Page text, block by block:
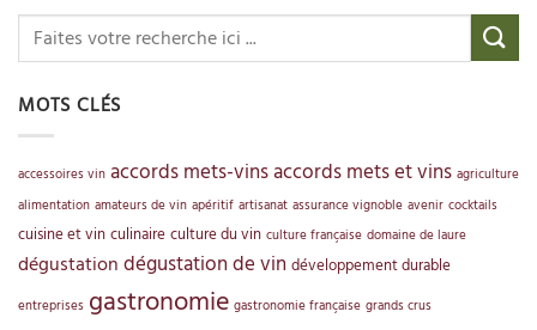
MOTS CLÉS
accessoires vin accords mets-vinsaccords mets et vins agriculture
alimentation amateurs de vin apéritif artisanat assurance vignoble avenir cocktails
cuisine et vin culinaire culture du vin culture française domaine de laure
dégustation dégustation de vin développement durable
entreprises gastronomie gastronomie française grands crus